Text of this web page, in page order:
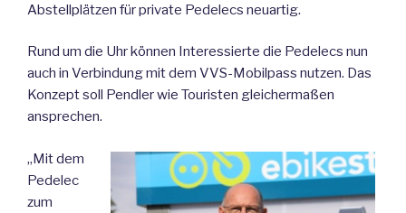
Abstellplätzen für private Pedelecs neuartig.
Rund um die Uhr können Interessierte die Pedelecs nun
auch in Verbindung mit dem VVS-Mobilpass nutzen. Das
Konzept soll Pendler wie Touristen gleichermaßen
ansprechen.
„Mit dem
Pedelec
zum